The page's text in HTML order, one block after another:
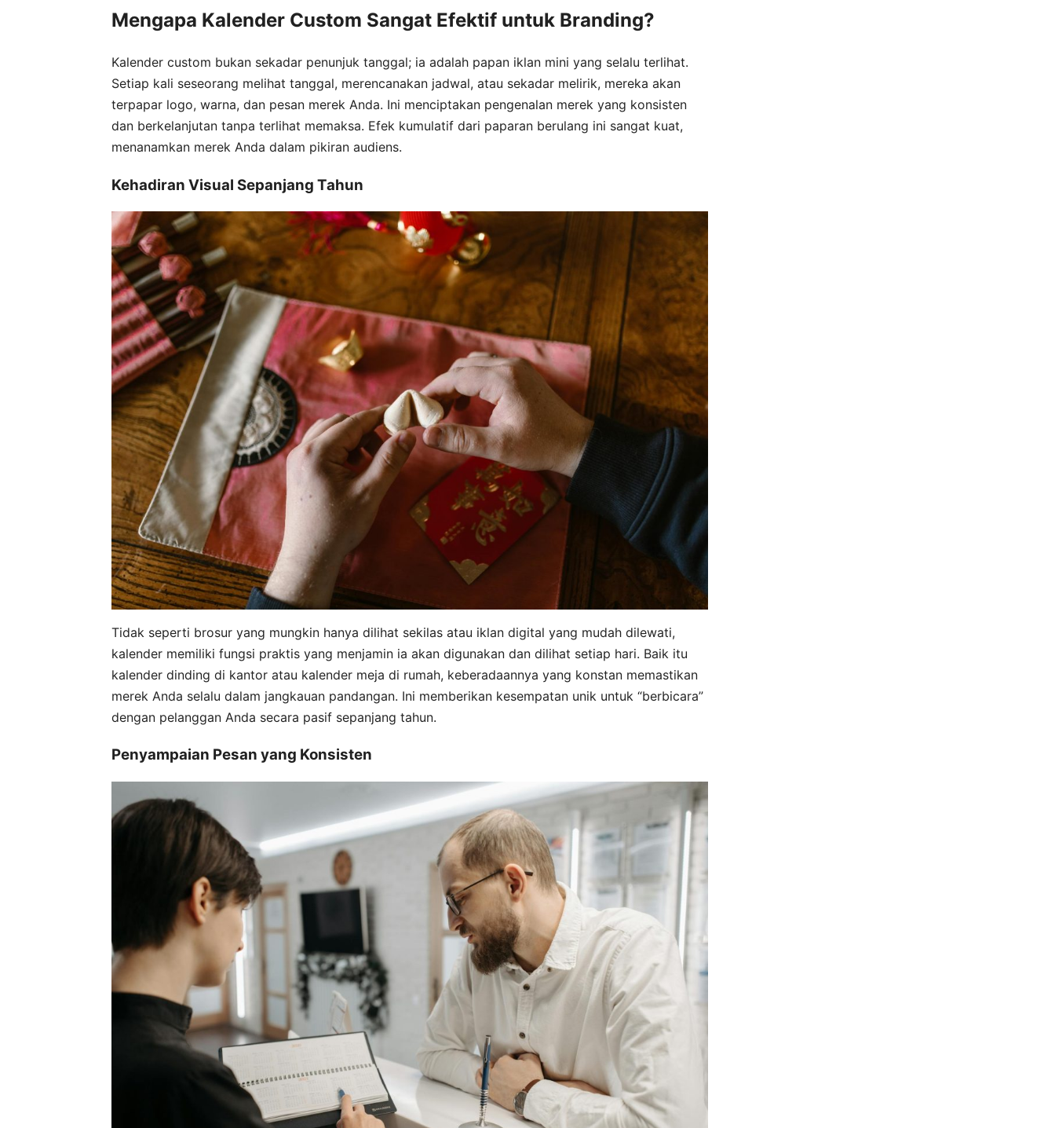
Mengapa Kalender Custom Sangat Efektif untuk Branding?
Kalender custom bukan sekadar penunjuk tanggal; ia adalah papan iklan mini yang selalu terlihat.
Setiap kali seseorang melihat tanggal, merencanakan jadwal, atau sekadar melirik, mereka akan
terpapar logo, warna, dan pesan merek Anda. Ini menciptakan pengenalan merek yang konsisten
dan berkelanjutan tanpa terlihat memaksa. Efek kumulatif dari paparan berulang ini sangat kuat,
menanamkan merek Anda dalam pikiran audiens.
Kehadiran Visual Sepanjang Tahun
Tidak seperti brosur yang mungkin hanya dilihat sekilas atau iklan digital yang mudah dilewati,
kalender memiliki fungsi praktis yang menjamin ia akan digunakan dan dilihat setiap hari. Baik itu
kalender dinding di kantor atau kalender meja di rumah, keberadaannya yang konstan memastikan
merek Anda selalu dalam jangkauan pandangan. Ini memberikan kesempatan unik untuk “berbicara”
dengan pelanggan Anda secara pasif sepanjang tahun.
Penyampaian Pesan yang Konsisten